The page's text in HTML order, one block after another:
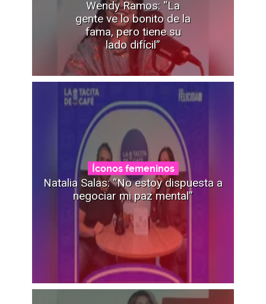
Wendy Ramos: “La
gente ve lo bonito de la
fama, pero tiene su
lado difícil”
Íconos femeninos
Natalia Salas: “No estoy dispuesta a
negociar mi paz mental”